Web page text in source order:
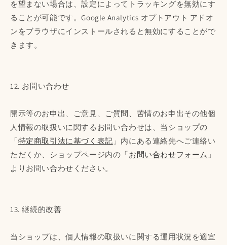
を望まない場合は、設定によってトラッキングを無効にす
ることが可能です。Google Analytics オプトアウト アドオ
ンをブラウザにインストールされると無効にすることがで
きます。
12. お問い合わせ
開示等のお申出、ご意見、ご質問、苦情のお申出その他個
人情報の取扱いに関するお問い合わせは、当ショップの
「特定商取引法に基づく表記 」内にある連絡先へご連絡い
ただくか、ショップページ内の「お問い合わせフォーム 」
よりお問い合わせください。
13. 継続的改善
当ショップは、個人情報の取扱いに関する運用状況を適宜